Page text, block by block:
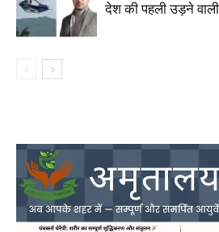
देश की पहली उड़ने